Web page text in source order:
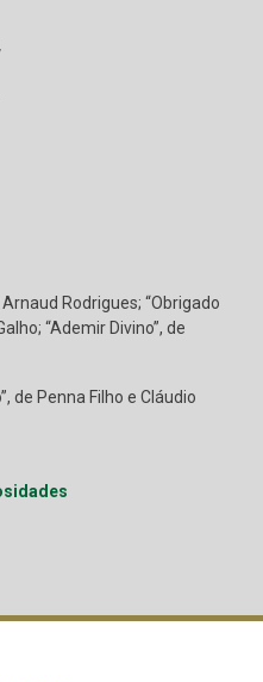
Rodrigues; “Obrigado
“Ademir Divino”, de
de Penna Filho e Cláudio